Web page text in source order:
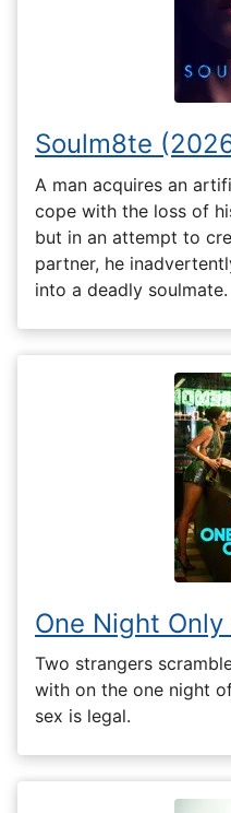
Soulm8te
A man acquires an
cope with the loss of
but in an attempt to
partner, he
into a deadly soulmate.
One Night
Two strangers
with on the one night
sex is legal.